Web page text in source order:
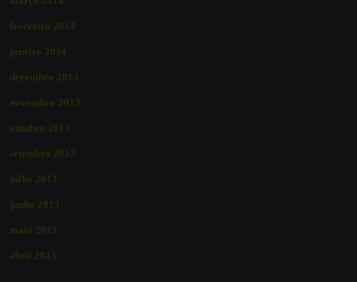
fevereiro 2014
janeiro 2014
dezembro 2013
novembro 2013
outubro 2013
setembro 2013
julho 2013
junho 2013
maio 2013
abril 2013